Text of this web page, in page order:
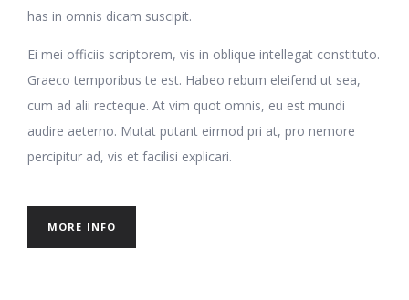
has in omnis dicam suscipit.
Ei mei officiis scriptorem, vis in oblique intellegat constituto.
Graeco temporibus te est. Habeo rebum eleifend ut sea,
cum ad alii recteque. At vim quot omnis, eu est mundi
audire aeterno. Mutat putant eirmod pri at, pro nemore
percipitur ad, vis et facilisi explicari.
MORE INFO